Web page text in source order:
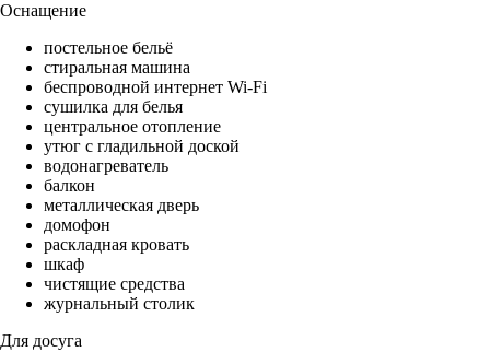
Оснащение
постельное бельё
стиральная машина
беспроводной интернет Wi-Fi
сушилка для белья
центральное отопление
утюг с гладильной доской
водонагреватель
балкон
металлическая дверь
домофон
раскладная кровать
шкаф
чистящие средства
журнальный столик
Для досуга